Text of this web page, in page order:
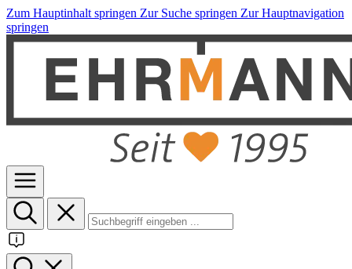
Zum Hauptinhalt springen Zur Suche springen Zur Hauptnavigation
springen